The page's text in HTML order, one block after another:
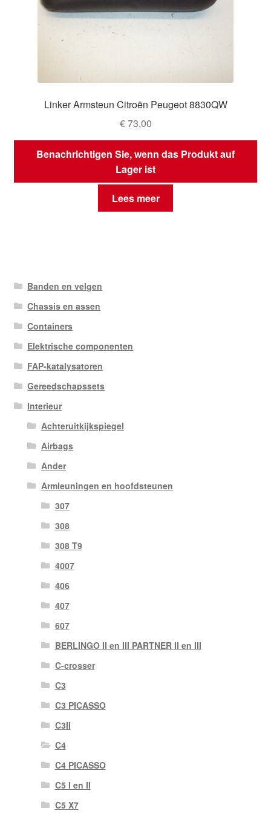
Linker Armsteun Citroën Peugeot 8830QW
€73,00
Benachrichtigen Sie, wenn das Produkt auf
Lager ist
Lees meer
Banden en velgen
Chassis en assen
Containers
Elektrische componenten
FAP-katalysatoren
Gereedschapssets
Interieur
Achteruitkijkspiegel
Airbags
Ander
Armleuningen en hoofdsteunen
307
308
308 T9
4007
406
407
607
BERLINGO II en III PARTNER II en III
C-crosser
C3
C3 PICASSO
C3II
C4
C4 PICASSO
C5 I en II
C5 X7